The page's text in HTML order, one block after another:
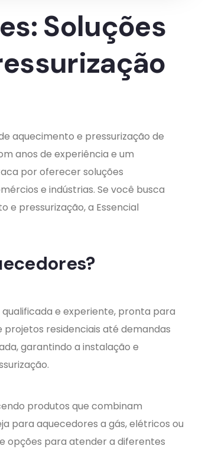
Soluções
aquecimento e pressurização de
anos de experiência e um
por oferecer soluções
e indústrias. Se você busca
pressurização, a Essencial
e experiente, pronta para
residenciais até demandas
garantindo a instalação e
produtos que combinam
para aquecedores a gás, elétricos ou
opções para atender a diferentes